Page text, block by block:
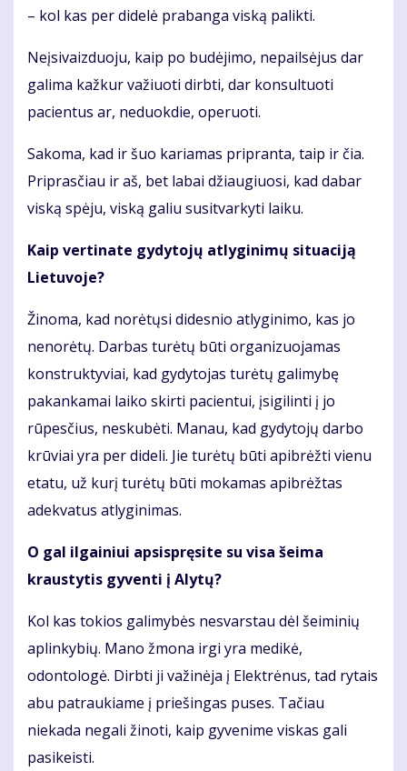
– kol kas per didelė prabanga viską palikti.
Neįsivaizduoju, kaip po budėjimo, nepailsėjus dar
galima kažkur važiuoti dirbti, dar konsultuoti
pacientus ar, neduokdie, operuoti.
Sakoma, kad ir šuo kariamas pripranta, taip ir čia.
Priprasčiau ir aš, bet labai džiaugiuosi, kad dabar
viską spėju, viską galiu susitvarkyti laiku.
Kaip vertinate gydytojų atlyginimų situaciją
Lietuvoje?
Žinoma, kad norėtųsi didesnio atlyginimo, kas jo
nenorėtų. Darbas turėtų būti organizuojamas
konstruktyviai, kad gydytojas turėtų galimybę
pakankamai laiko skirti pacientui, įsigilinti į jo
rūpesčius, neskubėti. Manau, kad gydytojų darbo
krūviai yra per dideli. Jie turėtų būti apibrėžti vienu
etatu, už kurį turėtų būti mokamas apibrėžtas
adekvatus atlyginimas.
O gal ilgainiui apsispręsite su visa šeima
kraustytis gyventi į Alytų?
Kol kas tokios galimybės nesvarstau dėl šeiminių
aplinkybių. Mano žmona irgi yra medikė,
odontologė. Dirbti ji važinėja į Elektrėnus, tad rytais
abu patraukiame į priešingas puses. Tačiau
niekada negali žinoti, kaip gyvenime viskas gali
pasikeisti.